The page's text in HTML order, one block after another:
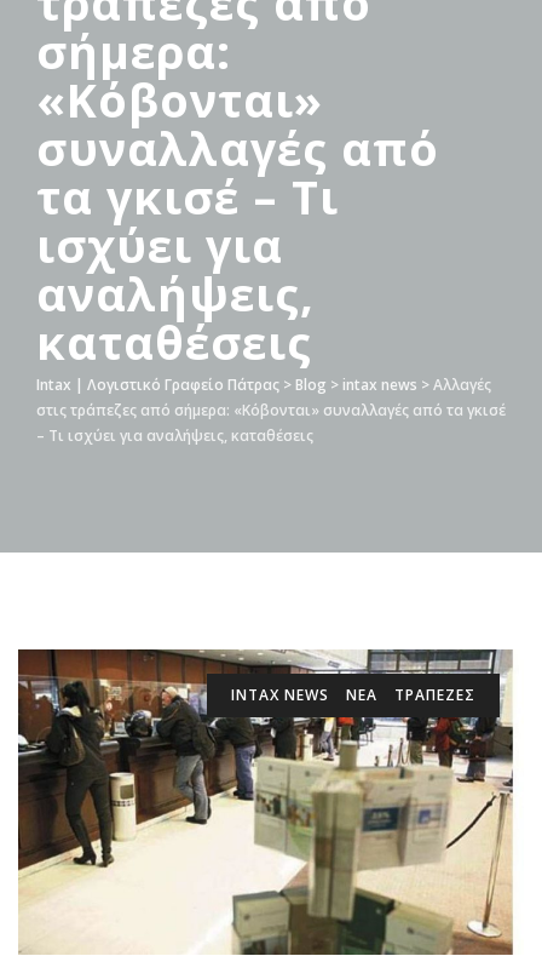
σήμερα:
«Κόβονται»
συναλλαγές από
τα γκισέ – Τι
ισχύει για
αναλήψεις,
καταθέσεις
Intax | Λογιστικό Γραφείο Πάτρας > Blog > intax news >Αλλαγές
στις τράπεζες από σήμερα: «Κόβονται» συναλλαγές από τα γκισέ
– Τι ισχύει για αναλήψεις, καταθέσεις
INTAX NEWS ΝΕΑ ΤΡΑΠΕΖΕΣ